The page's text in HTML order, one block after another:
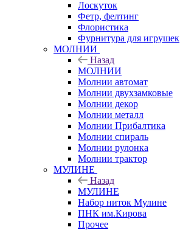
Лоскуток
Фетр, фелтинг
Флористика
Фурнитура для игрушек
МОЛНИИ
Назад
МОЛНИИ
Молнии автомат
Молнии двухзамковые
Молнии декор
Молнии металл
Молнии Прибалтика
Молнии спираль
Молнии рулонка
Молнии трактор
МУЛИНЕ
Назад
МУЛИНЕ
Набор ниток Мулине
ПНК им.Кирова
Прочее